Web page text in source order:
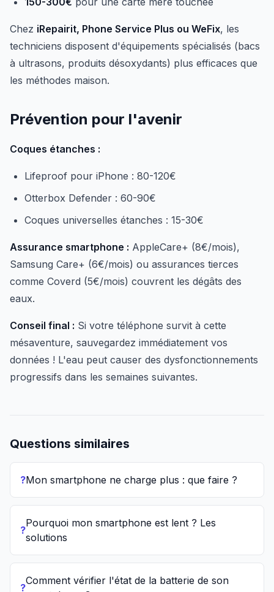
Chez iRepairit, Phone Service Plus ou WeFix, les
techniciens disposent d'équipements spécialisés (bacs
à ultrasons, produits désoxydants) plus efficaces que
les méthodes maison.
Prévention pour l'avenir
Coques étanches :
Lifeproof pour iPhone : 80-120€
Otterbox Defender : 60-90€
Coques universelles étanches : 15-30€
Assurance smartphone : AppleCare+ (8€/mois),
Samsung Care+ (6€/mois) ou assurances tierces
comme Coverd (5€/mois) couvrent les dégâts des
eaux.
Conseil final : Si votre téléphone survit à cette
mésaventure, sauvegardez immédiatement vos
données ! L'eau peut causer des dysfonctionnements
progressifs dans les semaines suivantes.
Questions similaires
?Mon smartphone ne charge plus : que faire ?
?
Pourquoi mon smartphone est lent ? Les
solutions
?
Comment vérifier l'état de la batterie de son